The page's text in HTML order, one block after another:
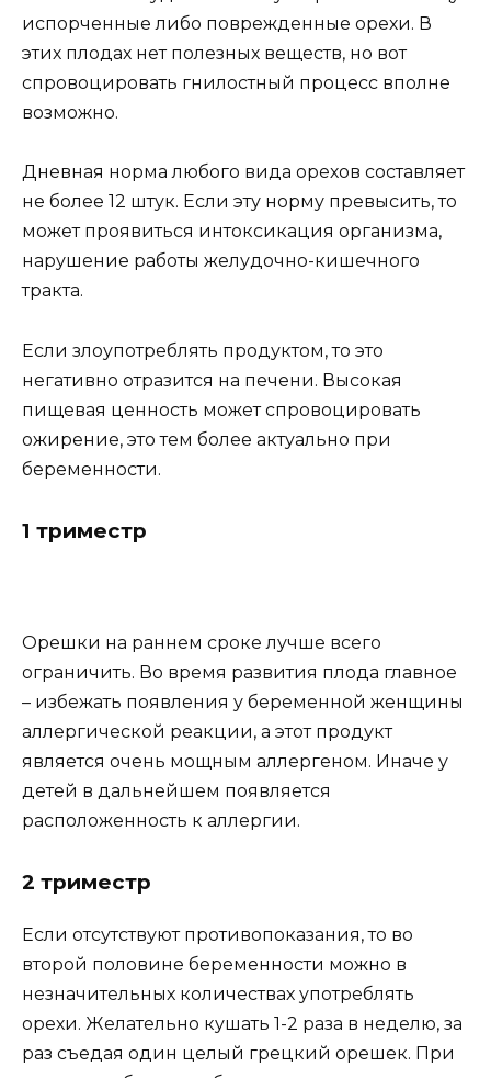
испорченные либо поврежденные орехи. В
этих плодах нет полезных веществ, но вот
спровоцировать гнилостный процесс вполне
возможно.
Дневная норма любого вида орехов составляет
не более 12 штук. Если эту норму превысить, то
может проявиться интоксикация организма,
нарушение работы желудочно-кишечного
тракта.
Если злоупотреблять продуктом, то это
негативно отразится на печени. Высокая
пищевая ценность может спровоцировать
ожирение, это тем более актуально при
беременности.
1 триместр
Орешки на раннем сроке лучше всего
ограничить. Во время развития плода главное
– избежать появления у беременной женщины
аллергической реакции, а этот продукт
является очень мощным аллергеном. Иначе у
детей в дальнейшем появляется
расположенность к аллергии.
2 триместр
Если отсутствуют противопоказания, то во
второй половине беременности можно в
незначительных количествах употреблять
орехи. Желательно кушать 1-2 раза в неделю, за
раз съедая один целый грецкий орешек. При